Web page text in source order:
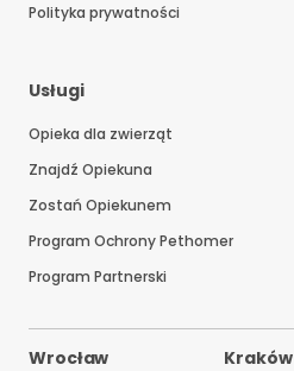
Polityka prywatności
Usługi
Opieka dla zwierząt
Znajdź Opiekuna
Zostań Opiekunem
Program Ochrony Pethomer
Program Partnerski
Wrocław Kraków